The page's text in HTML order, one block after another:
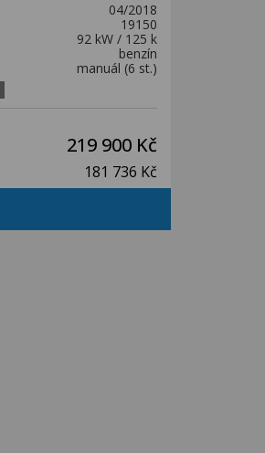
04/2018
19150
92 kW / 125 k
benzín
manuál (6 st.)
219 900 Kč
181 736 Kč